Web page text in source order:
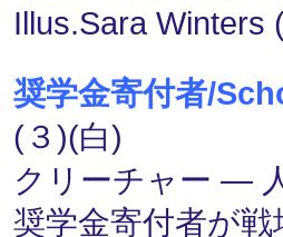
Illus.Sara Winters
奨学金寄付者/
(３)(白)
クリーチャー ―
奨学金寄付者が